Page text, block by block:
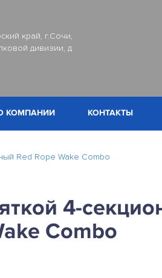
край, г.Сочи,
дивизии, д
КОМПАНИИ КОНТАКТЫ
Red Rope Wake Combo
4-
Combo